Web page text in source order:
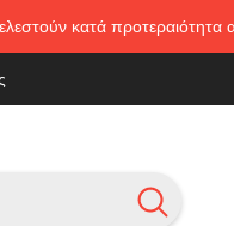
κατά